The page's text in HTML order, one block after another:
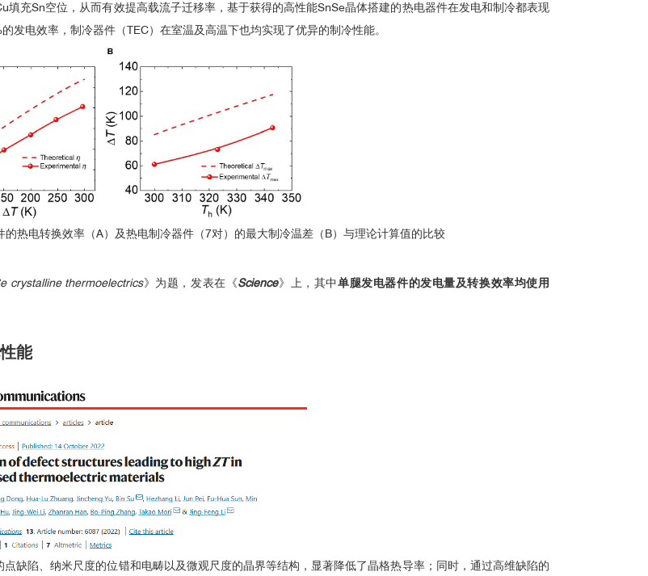
填充Sn空位，从而有效提高载流子迁移率，基于获得的高性能SnSe晶体搭建的热电器件在发电和制冷都表现
发电效率，制冷器件（TEC）在室温及高温下也均实现了优异的制冷性能。
的热电转换效率（A）及热电制冷器件（7对）的最大制冷温差（B）与理论计算值的比较
crystalline thermoelectrics》为题，发表在《Science》上，其中单腿发电器件的发电量及转换效率均使用
能
缺陷、纳米尺度的位错和电畴以及微观尺度的晶界等结构，显著降低了晶格热导率；同时，通过高维缺陷的